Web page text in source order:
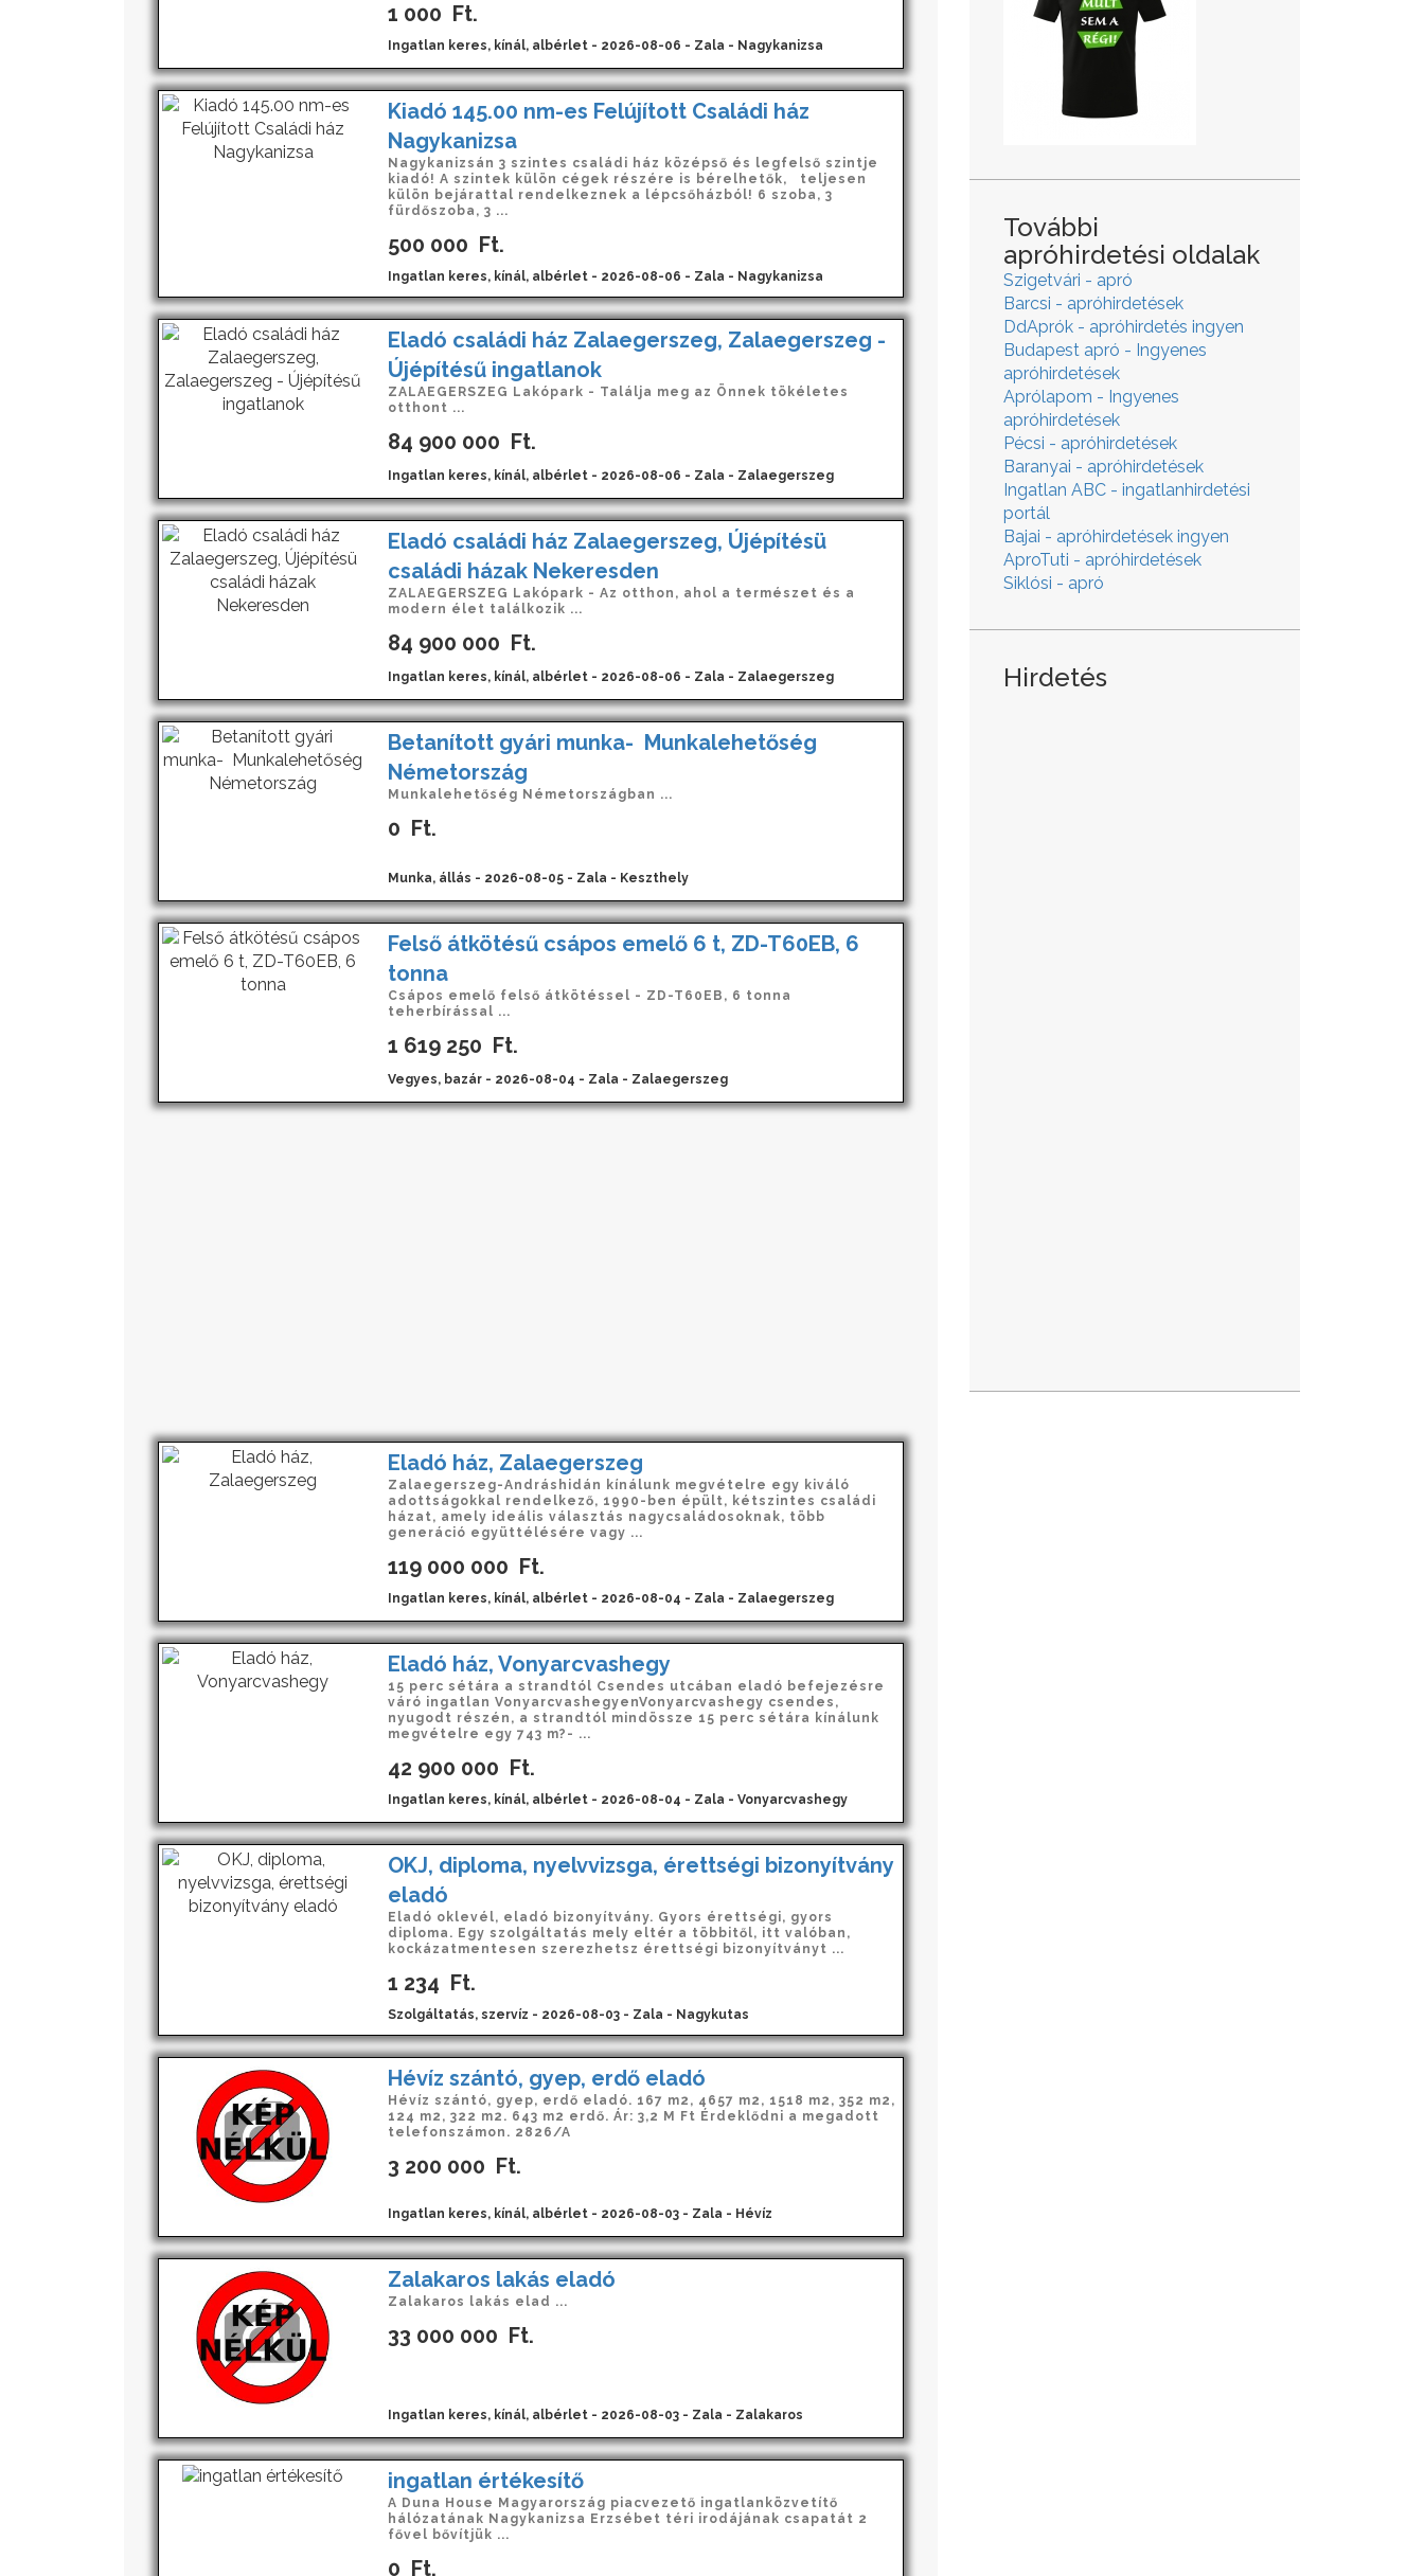
1 000 Ft.
Ingatlan keres, kínál, albérlet - 2026-08-06 - Zala - Nagykanizsa
Kiadó 145.00 nm-es Felújított Családi ház
Nagykanizsa
Nagykanizsán 3 szintes családi ház középső és legfelső szintje
kiadó! A szintek külön cégek részére is bérelhetők, teljesen
külön bejárattal rendelkeznek a lépcsőházból! 6 szoba, 3
fürdőszoba, 3 ...
500 000 Ft.
Ingatlan keres, kínál, albérlet - 2026-08-06 - Zala - Nagykanizsa
Eladó családi ház Zalaegerszeg, Zalaegerszeg -
Újépítésű ingatlanok
ZALAEGERSZEG Lakópark - Találja meg az Önnek tökéletes
otthont ...
84 900 000 Ft.
Ingatlan keres, kínál, albérlet - 2026-08-06 - Zala - Zalaegerszeg
Eladó családi ház Zalaegerszeg, Újépítésü
családi házak Nekeresden
ZALAEGERSZEG Lakópark - Az otthon, ahol a természet és a
modern élet találkozik ...
84 900 000 Ft.
Ingatlan keres, kínál, albérlet - 2026-08-06 - Zala - Zalaegerszeg
Betanított gyári munka- Munkalehetőség
Németország
Munkalehetőség Németországban ...
0 Ft.
Munka, állás - 2026-08-05 - Zala - Keszthely
Felső átkötésű csápos emelő 6 t, ZD-T60EB, 6
tonna
Csápos emelő felső átkötéssel - ZD-T60EB, 6 tonna
teherbírással ...
1 619 250 Ft.
Vegyes, bazár - 2026-08-04 - Zala - Zalaegerszeg
Eladó ház, Zalaegerszeg
Zalaegerszeg-Andráshidán kínálunk megvételre egy kiváló
adottságokkal rendelkező, 1990-ben épült, kétszintes családi
házat, amely ideális választás nagycsaládosoknak, több
generáció együttélésére vagy ...
119 000 000 Ft.
Ingatlan keres, kínál, albérlet - 2026-08-04 - Zala - Zalaegerszeg
Eladó ház, Vonyarcvashegy
15 perc sétára a strandtól Csendes utcában eladó befejezésre
váró ingatlan VonyarcvashegyenVonyarcvashegy csendes,
nyugodt részén, a strandtól mindössze 15 perc sétára kínálunk
megvételre egy 743 m?- ...
42 900 000 Ft.
Ingatlan keres, kínál, albérlet - 2026-08-04 - Zala - Vonyarcvashegy
OKJ, diploma, nyelvvizsga, érettségi bizonyítvány
eladó
Eladó oklevél, eladó bizonyítvány. Gyors érettségi, gyors
diploma. Egy szolgáltatás mely eltér a többitől, itt valóban,
kockázatmentesen szerezhetsz érettségi bizonyítványt ...
1 234 Ft.
Szolgáltatás, szervíz - 2026-08-03 - Zala - Nagykutas
Hévíz szántó, gyep, erdő eladó
Hévíz szántó, gyep, erdő eladó. 167 m2, 4657 m2, 1518 m2, 352 m2,
124 m2, 322 m2. 643 m2 erdő. Ár: 3,2 M Ft Érdeklődni a megadott
telefonszámon. 2826/A
3 200 000 Ft.
Ingatlan keres, kínál, albérlet - 2026-08-03 - Zala - Hévíz
Zalakaros lakás eladó
Zalakaros lakás elad ...
33 000 000 Ft.
Ingatlan keres, kínál, albérlet - 2026-08-03 - Zala - Zalakaros
ingatlan értékesítő
A Duna House Magyarország piacvezető ingatlanközvetítő
hálózatának Nagykanizsa Erzsébet téri irodájának csapatát 2
fővel bővítjük ...
0 Ft.
További
apróhirdetési oldalak
Szigetvári - apró
Barcsi - apróhirdetések
DdAprók - apróhirdetés ingyen
Budapest apró - Ingyenes
apróhirdetések
Aprólapom - Ingyenes
apróhirdetések
Pécsi - apróhirdetések
Baranyai - apróhirdetések
Ingatlan ABC - ingatlanhirdetési
portál
Bajai - apróhirdetések ingyen
AproTuti - apróhirdetések
Siklósi - apró
Hirdetés